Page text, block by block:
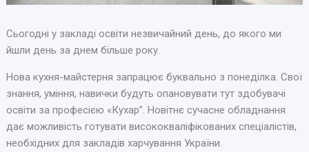
Сьогодні у закладі освіти незвичайний день, до якого ми
йшли день за днем більше року.
Нова кухня-майстерня запрацює буквально з понеділка. Свої
знання, уміння, навички будуть опановувати тут здобувачі
освіти за професією «Кухар”. Новітнє сучасне обладнання
дає можливість готувати висококваліфікованих спеціалістів,
необхідних для закладів харчування України.